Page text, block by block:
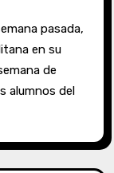
en su
de
alumnos del